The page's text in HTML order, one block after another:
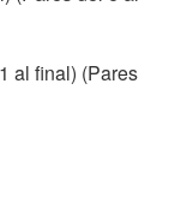
al final) (Pares